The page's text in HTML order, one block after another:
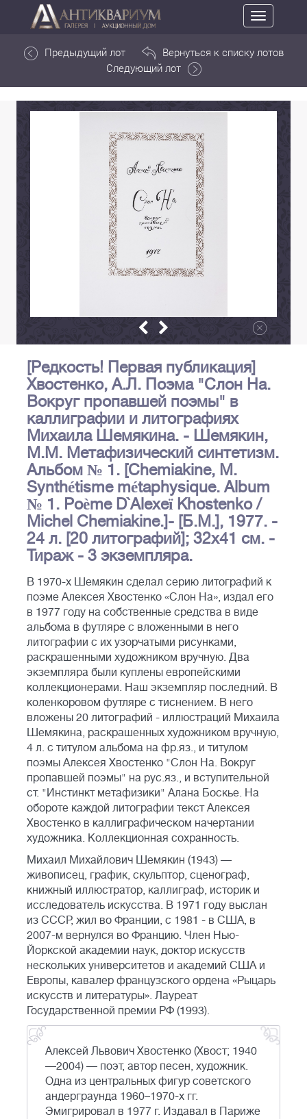
Toggle
navigation
Предыдущий лот
Вернуться к списку лотов
Следующий лот
[Редкость! Первая публикация]
Хвостенко, А.Л. Поэма "Слон На.
Вокруг пропавшей поэмы" в
каллиграфии и литографиях
Михаила Шемякина. - Шемякин,
М.М. Метафизический синтетизм.
Альбом № 1. [Chemiakine, М.
Synthétisme métaphysique. Album
№ 1. Poème D`Alexeï Khostenko /
Michel Chemiakine.]- [Б.М.], 1977. -
24 л. [20 литографий]; 32х41 см. -
Тираж - 3 экземпляра.
В 1970-х Шемякин сделал серию литографий к
поэме Алексея Хвостенко «Слон На», издал его
в 1977 году на собственные средства в виде
альбома в футляре с вложенными в него
литографии с их узорчатыми рисунками,
раскрашенными художником вручную. Два
экземпляра были куплены европейскими
коллекционерами. Наш экземпляр последний. В
коленкоровом футляре с тиснением. В него
вложены 20 литографий - иллюстраций Михаила
Шемякина, раскрашенных художником вручную,
4 л. с титулом альбома на фр.яз., и титулом
поэмы Алексея Хвостенко "Слон На. Вокруг
пропавшей поэмы" на рус.яз., и вступительной
ст. "Инстинкт метафизики" Алана Боскье. На
обороте каждой литографии текст Алексея
Хвостенко в каллиграфическом начертании
художника. Коллекционная сохранность.
Михаил Михайлович Шемякин (1943) —
живописец, график, скульптор, сценограф,
книжный иллюстратор, каллиграф, историк и
исследователь искусства. В 1971 году выслан
из СССР, жил во Франции, с 1981 - в США, в
2007-м вернулся во Францию. Член Нью-
Йоркской академии наук, доктор искусств
нескольких университетов и академий США и
Европы, кавалер французского ордена «Рыцарь
искусств и литературы». Лауреат
Государственной премии РФ (1993).
Алексей Львович Хвостенко (Хвост; 1940
—2004) — поэт, автор песен, художник.
Одна из центральных фигур советского
андерграунда 1960–1970-х гг.
Эмигрировал в 1977 г. Издавал в Париже